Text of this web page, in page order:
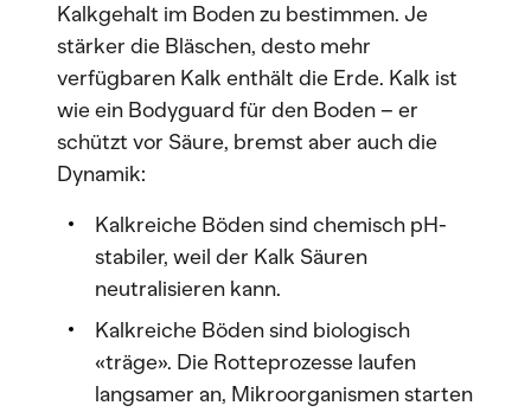
Kalkgehalt im Boden zu bestimmen. Je
stärker die Bläschen, desto mehr
verfügbaren Kalk enthält die Erde. Kalk ist
wie ein Bodyguard für den Boden – er
schützt vor Säure, bremst aber auch die
Dynamik:
Kalkreiche Böden sind chemisch pH-
stabiler, weil der Kalk Säuren
neutralisieren kann.
Kalkreiche Böden sind biologisch
«träge». Die Rotteprozesse laufen
langsamer an, Mikroorganismen starten